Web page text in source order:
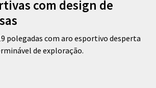
com design de
polegadas com aro esportivo desperta
de exploração.